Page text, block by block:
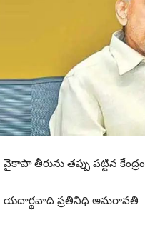
వైకాపా తీరును తప్పు పట్టిన కేంద్రం
యదార్థవాది ప్రతినిధి అమరావతి